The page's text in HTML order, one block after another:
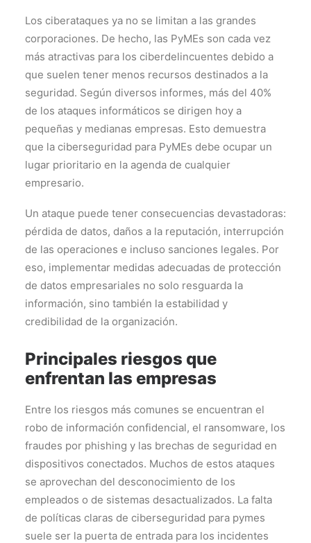
Los ciberataques ya no se limitan a las grandes
corporaciones. De hecho, las PyMEs son cada vez
más atractivas para los ciberdelincuentes debido a
que suelen tener menos recursos destinados a la
seguridad. Según diversos informes, más del 40%
de los ataques informáticos se dirigen hoy a
pequeñas y medianas empresas. Esto demuestra
que la ciberseguridad para PyMEs debe ocupar un
lugar prioritario en la agenda de cualquier
empresario.
Un ataque puede tener consecuencias devastadoras:
pérdida de datos, daños a la reputación, interrupción
de las operaciones e incluso sanciones legales. Por
eso, implementar medidas adecuadas de protección
de datos empresariales no solo resguarda la
información, sino también la estabilidad y
credibilidad de la organización.
Principales riesgos que
enfrentan las empresas
Entre los riesgos más comunes se encuentran el
robo de información confidencial, el ransomware, los
fraudes por phishing y las brechas de seguridad en
dispositivos conectados. Muchos de estos ataques
se aprovechan del desconocimiento de los
empleados o de sistemas desactualizados. La falta
de políticas claras de ciberseguridad para pymes
suele ser la puerta de entrada para los incidentes